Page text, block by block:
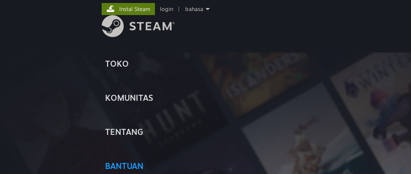
TOKO
KOMUNITAS
TENTANG
BANTUAN
Instal Steam login bahasa